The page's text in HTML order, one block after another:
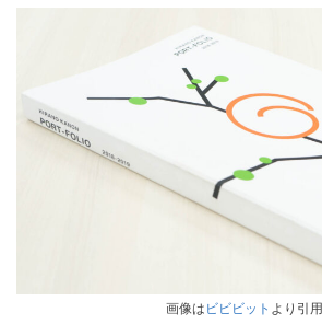
画像は ビビビット より引用